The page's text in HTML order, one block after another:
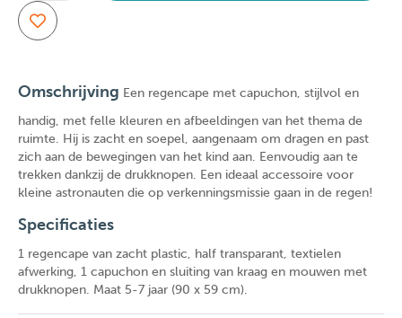
Omschrijving Een regencape met capuchon, stijlvol en
handig, met felle kleuren en afbeeldingen van het thema de
ruimte. Hij is zacht en soepel, aangenaam om dragen en past
zich aan de bewegingen van het kind aan. Eenvoudig aan te
trekken dankzij de drukknopen. Een ideaal accessoire voor
kleine astronauten die op verkenningsmissie gaan in de regen!
Specificaties
1 regencape van zacht plastic, half transparant, textielen
afwerking, 1 capuchon en sluiting van kraag en mouwen met
drukknopen. Maat 5-7 jaar (90 x 59 cm).